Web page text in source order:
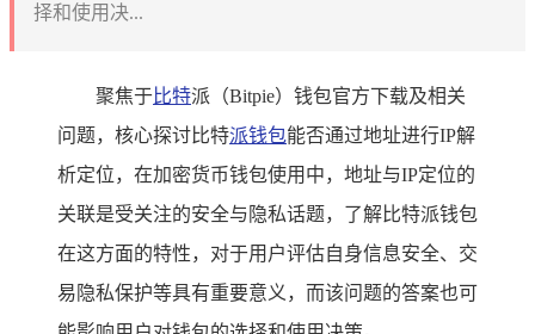
择和使用决...
聚焦于比特派（Bitpie）钱包官方下载及相关
问题，核心探讨比特派钱包能否通过地址进行IP解
析定位，在加密货币钱包使用中，地址与IP定位的
关联是受关注的安全与隐私话题，了解比特派钱包
在这方面的特性，对于用户评估自身信息安全、交
易隐私保护等具有重要意义，而该问题的答案也可